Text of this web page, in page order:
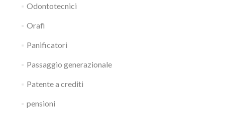
Odontotecnici
Orafi
Panificatori
Passaggio generazionale
Patente a crediti
pensioni